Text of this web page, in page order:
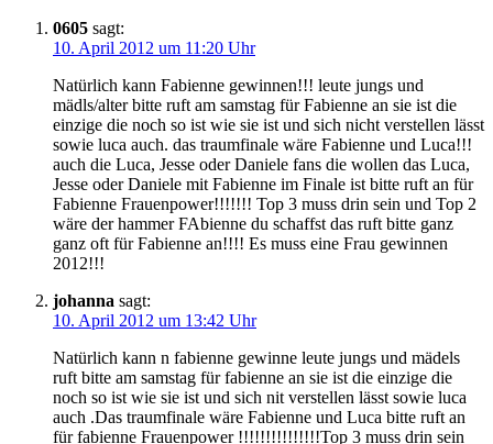
0605 sagt:
10. April 2012 um 11:20 Uhr
Natürlich kann Fabienne gewinnen!!! leute jungs und
mädls/alter bitte ruft am samstag für Fabienne an sie ist die
einzige die noch so ist wie sie ist und sich nicht verstellen lässt
sowie luca auch. das traumfinale wäre Fabienne und Luca!!!
auch die Luca, Jesse oder Daniele fans die wollen das Luca,
Jesse oder Daniele mit Fabienne im Finale ist bitte ruft an für
Fabienne Frauenpower!!!!!!! Top 3 muss drin sein und Top 2
wäre der hammer FAbienne du schaffst das ruft bitte ganz
ganz oft für Fabienne an!!!! Es muss eine Frau gewinnen
2012!!!
johanna sagt:
10. April 2012 um 13:42 Uhr
Natürlich kann n fabienne gewinne leute jungs und mädels
ruft bitte am samstag für fabienne an sie ist die einzige die
noch so ist wie sie ist und sich nit verstellen lässt sowie luca
auch .Das traumfinale wäre Fabienne und Luca bitte ruft an
für fabienne Frauenpower !!!!!!!!!!!!!!!Top 3 muss drin sein